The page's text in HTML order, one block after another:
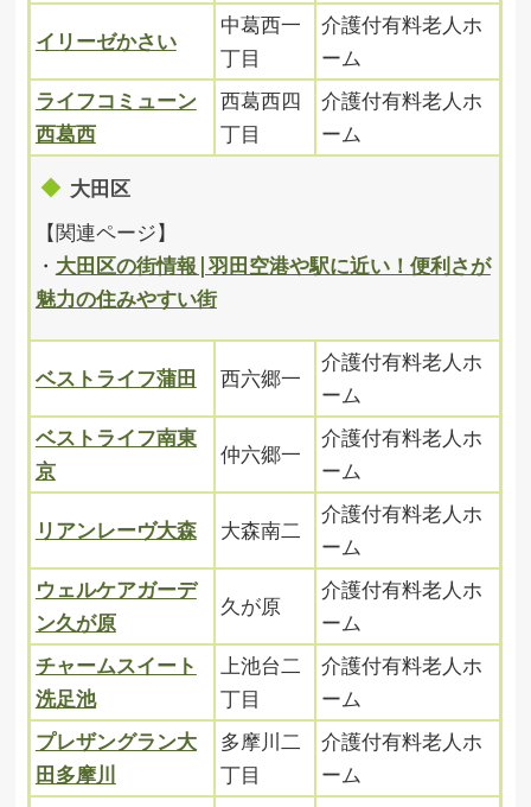
イリーゼかさい
中葛西一
丁目
介護付有料老人ホ
ーム
ライフコミューン
西葛西
西葛西四
丁目
介護付有料老人ホ
ーム
大田区
【関連ページ】
・ 大田区の街情報|羽田空港や駅に近い！便利さが
魅力の住みやすい街
ベストライフ蒲田 西六郷一
介護付有料老人ホ
ーム
ベストライフ南東
京
仲六郷一
介護付有料老人ホ
ーム
リアンレーヴ大森 大森南二
介護付有料老人ホ
ーム
ウェルケアガーデ
ン久が原
久が原
介護付有料老人ホ
ーム
チャームスイート
洗足池
上池台二
丁目
介護付有料老人ホ
ーム
プレザングラン大
田多摩川
多摩川二
丁目
介護付有料老人ホ
ーム